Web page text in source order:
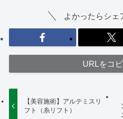
よかったらシェ
URLをコ
【美容施術】アルテミスリ
フト（糸リフト）